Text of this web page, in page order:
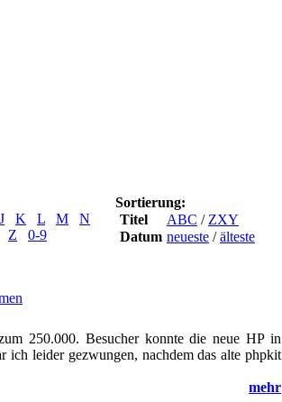
J K L M
N
Z 0-9
Sortierung:
Titel
ABC / ZXY
Datum neueste /älteste
250.000. Besucher konnte die neue HP in
ich leider gezwungen, nachdem das alte phpkit
mehr